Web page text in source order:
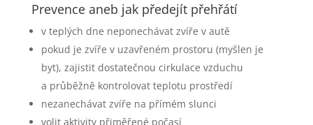
Prevence aneb jak předejít přehřátí
v teplých dne neponechávat zvíře v autě
pokud je zvíře v uzavřeném prostoru (myšlen je
byt), zajistit dostatečnou cirkulace vzduchu
a průběžně kontrolovat teplotu prostředí
nezanechávat zvíře na přímém slunci
volit aktivity přiměřené počasí